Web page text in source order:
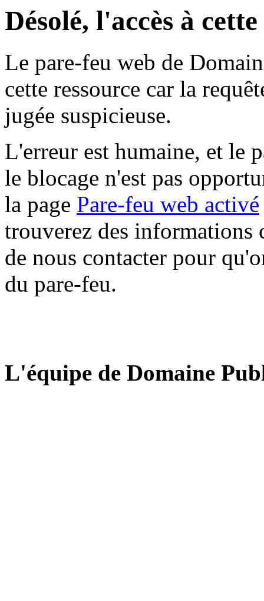
Désolé, l'accès à
Le pare-feu web de
cette ressource car la
jugée suspicieuse.
L'erreur est humaine, et le
le blocage n'est pas
la page Pare-feu web activé
trouverez des informations
de nous contacter pour
du pare-feu.
L'équipe de Domaine